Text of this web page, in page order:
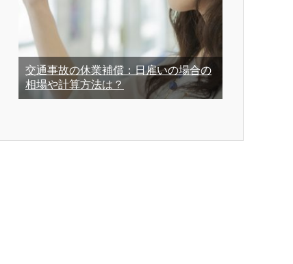
交通事故の休業補償：日雇いの場合の
相場や計算方法は？